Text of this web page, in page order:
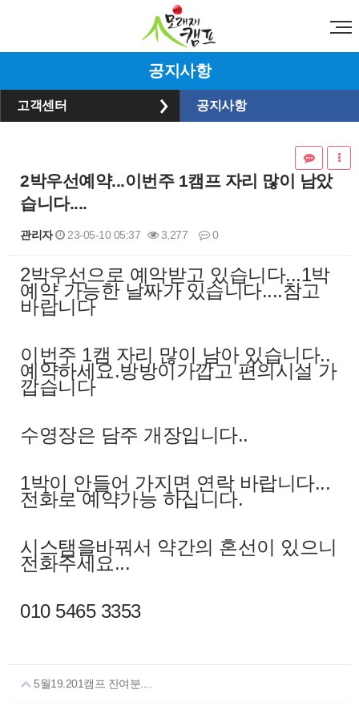
공지사항
고객센터 공지사항
2박우선예약...이번주 1캠프 자리 많이 남았
습니다....
관리자 23-05-10 05:37 3,277 0
본문
2박우선으로 예악받고 있습니다...1박
예약 가능한 날짜가 있습니다....참고
바랍니다
이번주 1캠 자리 많이 남아 있습니다..
예약하세요.방방이가깝고 편의시설 가
깝습니다
수영장은 담주 개장입니다..
1박이 안들어 가지면 연락 바랍니다...
전화로 예약가능 하십니다.
시스탬을바꿔서 약간의 혼선이 있으니
전화주세요...
010 5465 3353
5월19.201캠프 잔여분....